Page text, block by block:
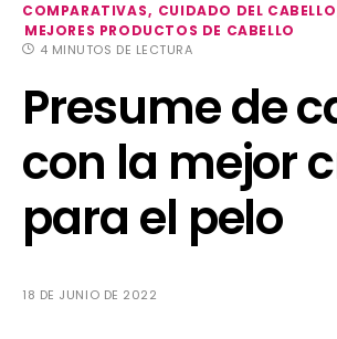
COMPARATIVAS
CUIDADO DEL CABELLO
MEJORES PRODUCTOS DE CABELLO
4 MINUTOS DE LECTURA
Presume de
con la mejor
para el pelo
18 DE JUNIO DE 2022